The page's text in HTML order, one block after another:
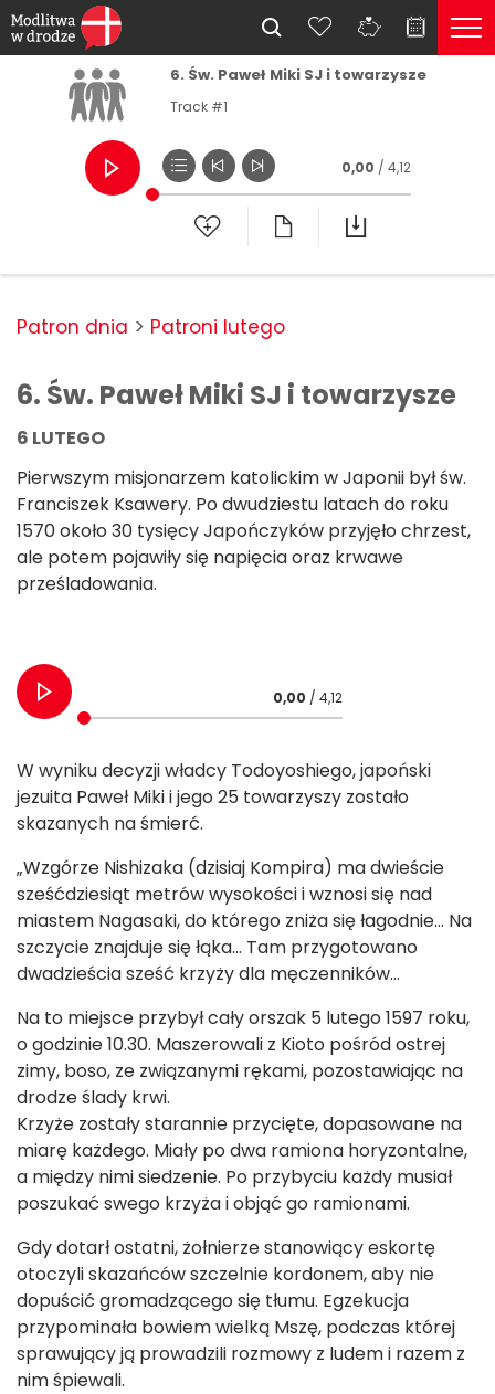
6. Św. Paweł Miki SJ i towarzysze
Track #1
0,00 / 4,12
Patron dnia Patroni lutego
6. Św. Paweł Miki SJ i towarzysze
6 LUTEGO
Pierwszym misjonarzem katolickim w Japonii był św.
Franciszek Ksawery. Po dwudziestu latach do roku
1570 około 30 tysięcy Japończyków przyjęło chrzest,
ale potem pojawiły się napięcia oraz krwawe
prześladowania.
0,00 / 4,12
W wyniku decyzji władcy Todoyoshiego, japoński
jezuita Paweł Miki i jego 25 towarzyszy zostało
skazanych na śmierć.
„Wzgórze Nishizaka (dzisiaj Kompira) ma dwieście
sześćdziesiąt metrów wysokości i wznosi się nad
miastem Nagasaki, do którego zniża się łagodnie… Na
szczycie znajduje się łąka… Tam przygotowano
dwadzieścia sześć krzyży dla męczenników…
Na to miejsce przybył cały orszak 5 lutego 1597 roku,
o godzinie 10.30. Maszerowali z Kioto pośród ostrej
zimy, boso, ze związanymi rękami, pozostawiając na
drodze ślady krwi.
Krzyże zostały starannie przycięte, dopasowane na
miarę każdego. Miały po dwa ramiona horyzontalne,
a między nimi siedzenie. Po przybyciu każdy musiał
poszukać swego krzyża i objąć go ramionami.
Gdy dotarł ostatni, żołnierze stanowiący eskortę
otoczyli skazańców szczelnie kordonem, aby nie
dopuścić gromadzącego się tłumu. Egzekucja
przypominała bowiem wielką Mszę, podczas której
sprawujący ją prowadzili rozmowy z ludem i razem z
nim śpiewali.